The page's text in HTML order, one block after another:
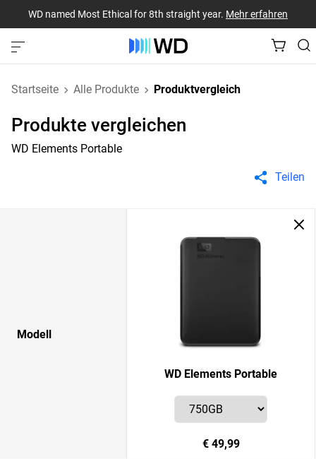
WD named Most Ethical for 8th straight year. Mehr erfahren
Startseite Alle Produkte Produktvergleich
Produkte vergleichen
WD Elements Portable
Teilen
Modell
WD Elements Portable
€ 49,99